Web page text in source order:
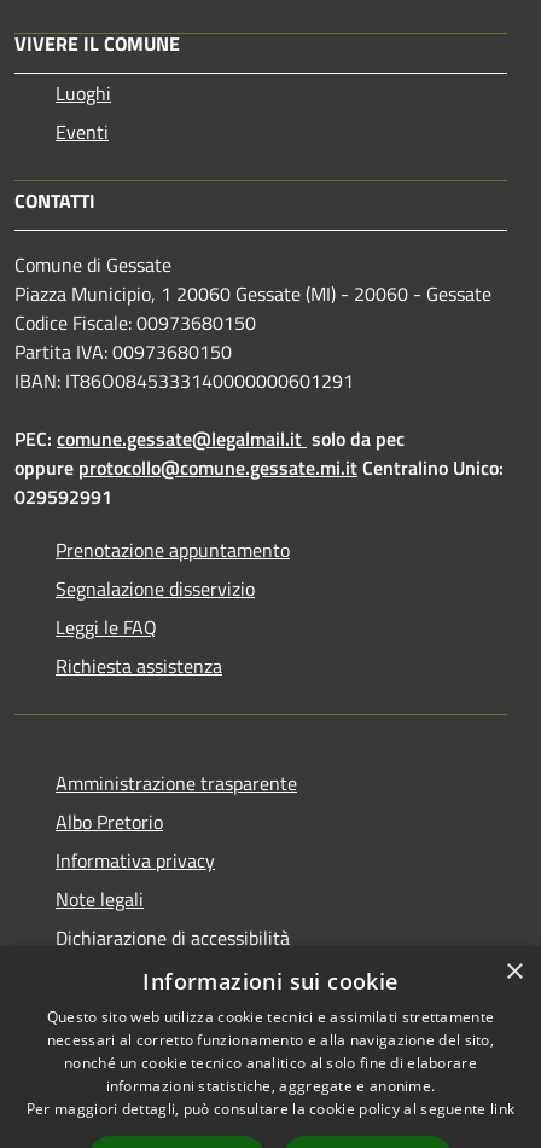
VIVERE IL COMUNE
Luoghi
Eventi
CONTATTI
Comune di Gessate
Piazza Municipio, 1 20060 Gessate (MI) - 20060 - Gessate
Codice Fiscale: 00973680150
Partita IVA: 00973680150
IBAN: IT86O0845333140000000601291
PEC: comune.gessate@legalmail.it solo da pec
oppure protocollo@comune.gessate.mi.itCentralino Unico:
029592991
Prenotazione appuntamento
Segnalazione disservizio
Leggi le FAQ
Richiesta assistenza
Amministrazione trasparente
Albo Pretorio
Informativa privacy
Note legali
Dichiarazione di accessibilità
Dichiarazione di accessibilità dal 2025
RSS
Accessibilità
Copyright © 2026 • Comune di
Gessate • Powered by
×
Informazioni sui cookie
Questo sito web utilizza cookie tecnici e assimilati strettamente
necessari al corretto funzionamento e alla navigazione del sito,
nonché un cookie tecnico analitico al solo fine di elaborare
informazioni statistiche, aggregate e anonime.
Per maggiori dettagli, può consultare la cookie policy al seguente link